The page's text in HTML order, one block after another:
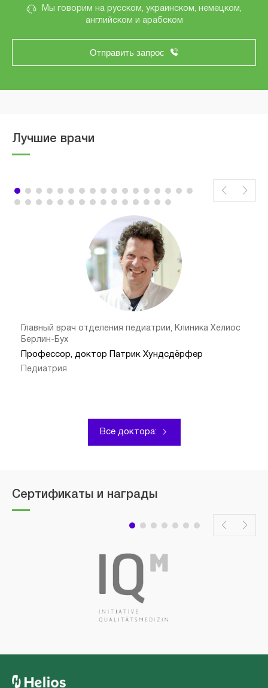
Мы говорим на русском, украинском, немецком,
английском и арабском
Отправить запрос
Лучшие врачи
Главный врач отделения педиатрии, Клиника Хелиос
Берлин-Бух
Профессор, доктор Патрик Хундсдёрфер
Педиатрия
Все доктора:
Сертификаты и награды